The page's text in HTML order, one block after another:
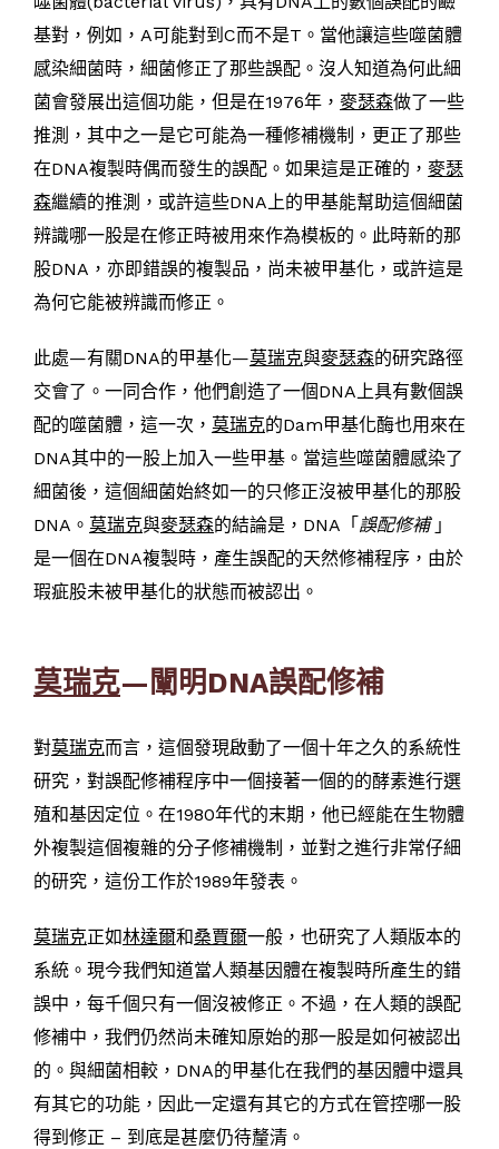
基對，例如，A可能對到C而不是T。當他讓這些噬菌體
感染細菌時，細菌修正了那些誤配。沒人知道為何此細
菌會發展出這個功能，但是在1976年， 麥瑟森做了一些
推測，其中之一是它可能為一種修補機制，更正了那些
在DNA複製時偶而發生的誤配。如果這是正確的， 麥瑟
森繼續的推測，或許這些DNA上的甲基能幫助這個細菌
辨識哪一股是在修正時被用來作為模板的。此時新的那
股DNA，亦即錯誤的複製品，尚未被甲基化，或許這是
為何它能被辨識而修正。
此處—有關DNA的甲基化—莫瑞克與麥瑟森的研究路徑
交會了。一同合作，他們創造了一個DNA上具有數個誤
配的噬菌體，這一次， 莫瑞克的Dam甲基化酶也用來在
DNA其中的一股上加入一些甲基。當這些噬菌體感染了
細菌後，這個細菌始終如一的只修正沒被甲基化的那股
DNA。 莫瑞克與麥瑟森的結論是，DNA「 誤配修補 」
是一個在DNA複製時，產生誤配的天然修補程序，由於
瑕疵股未被甲基化的狀態而被認出。
莫瑞克—闡明DNA誤配修補
對莫瑞克而言，這個發現啟動了一個十年之久的系統性
研究，對誤配修補程序中一個接著一個的的酵素進行選
殖和基因定位。在1980年代的末期，他已經能在生物體
外複製這個複雜的分子修補機制，並對之進行非常仔細
的研究，這份工作於1989年發表。
莫瑞克正如林達爾和桑賈爾一般，也研究了人類版本的
系統。現今我們知道當人類基因體在複製時所產生的錯
誤中，每千個只有一個沒被修正。不過，在人類的誤配
修補中，我們仍然尚未確知原始的那一股是如何被認出
的。與細菌相較，DNA的甲基化在我們的基因體中還具
有其它的功能，因此一定還有其它的方式在管控哪一股
得到修正 – 到底是甚麼仍待釐清。